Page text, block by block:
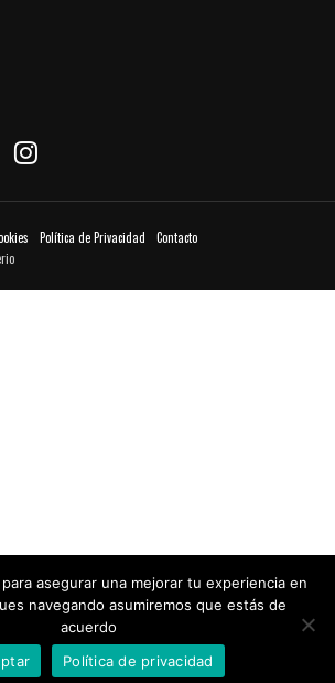
Política de Privacidad
Contacto
asegurar una mejorar tu experiencia en
navegando asumiremos que estás de
acuerdo
Política de privacidad